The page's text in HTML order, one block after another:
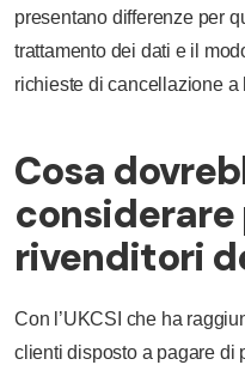
presentano differenze per
trattamento dei dati e il
richieste di cancellazione
Cosa
rivenditori
Con l’UKCSI che ha
clienti disposto a pagare di